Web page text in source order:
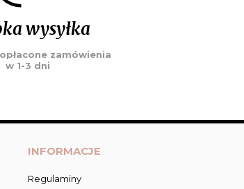
wysyłka
zamówienia
w 1-3 dni
INFORMACJE
Regulaminy